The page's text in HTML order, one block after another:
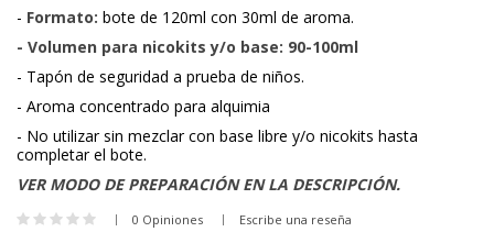
- Formato: bote de 120ml con 30ml de aroma.
- Volumen para nicokits y/o base: 90-100ml
- Tapón de seguridad a prueba de niños.
- Aroma concentrado para alquimia
- No utilizar sin mezclar con base libre y/o nicokits hasta
completar el bote.
VER MODO DE PREPARACIÓN EN LA DESCRIPCIÓN.
0 Opiniones Escribe una reseña